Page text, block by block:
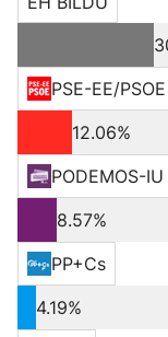
PSE-EE/PSOE
12.06%
PODEMOS-IU
8.57%
PP+Cs
4.19%